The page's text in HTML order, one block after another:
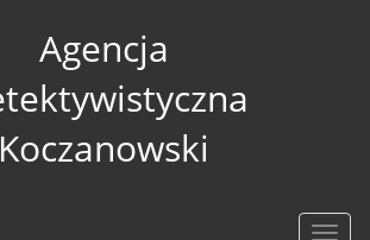
Agencja
Koczanowski